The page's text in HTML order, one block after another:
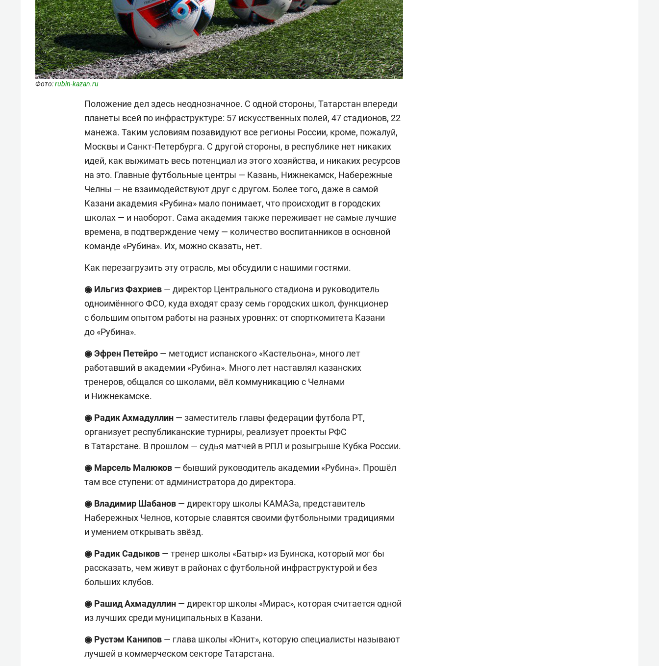
Фото:rubin-kazan.ru
Положение дел здесь неоднозначное. С одной стороны, Татарстан впереди
планеты всей по инфраструктуре: 57 искусственных полей, 47 стадионов, 22
манежа. Таким условиям позавидуют все регионы России, кроме, пожалуй,
Москвы и Санкт-Петербурга. С другой стороны, в республике нет никаких
идей, как выжимать весь потенциал из этого хозяйства, и никаких ресурсов
на это. Главные футбольные центры — Казань, Нижнекамск, Набережные
Челны — не взаимодействуют друг с другом. Более того, даже в самой
Казани академия «Рубина» мало понимает, что происходит в городских
школах — и наоборот. Сама академия также переживает не самые лучшие
времена, в подтверждение чему — количество воспитанников в основной
команде «Рубина». Их, можно сказать, нет.
Как перезагрузить эту отрасль, мы обсудили с нашими гостями.
◉ ИльгизФахриев — директор Центрального стадиона и руководитель
одноимённого ФСО, куда входят сразу семь городских школ, функционер
с большим опытом работы на разных уровнях: от спорткомитета Казани
до «Рубина».
◉ Эфрен Петейро — методист испанского «Кастельона», много лет
работавший в академии «Рубина». Много лет наставлял казанских
тренеров, общался со школами, вёл коммуникацию с Челнами
и Нижнекамске.
◉ РадикАхмадуллин — заместитель главы федерации футбола РТ,
организует республиканские турниры, реализует проекты РФС
в Татарстане. В прошлом — судья матчей в РПЛ и розыгрыше Кубка России.
◉ Марсель Малюков — бывший руководитель академии «Рубина». Прошёл
там все ступени: от администратора до директора.
◉ Владимир Шабанов — директору школы КАМАЗа, представитель
Набережных Челнов, которые славятся своими футбольными традициями
и умением открывать звёзд.
◉ РадикСадыков — тренер школы «Батыр» из Буинска, который мог бы
рассказать, чем живут в районах с футбольной инфраструктурой и без
больших клубов.
◉ РашидАхмадуллин — директор школы «Мирас», которая считается одной
из лучших среди муниципальных в Казани.
◉ Рустэм Канипов — глава школы «Юнит», которую специалисты называют
лучшей в коммерческом секторе Татарстана.